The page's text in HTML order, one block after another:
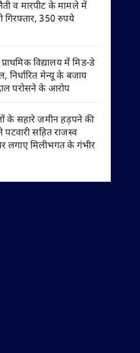
व मारपीट के मामले में
गिरफ्तार, 350 रुपये
विद्यालय में मिड-डे
निर्धारित मेन्यू के बजाय
परोसने के आरोप
के सहारे जमीन हड़पने की
सहित राजस्व
लगाए मिलीभगत के गंभीर